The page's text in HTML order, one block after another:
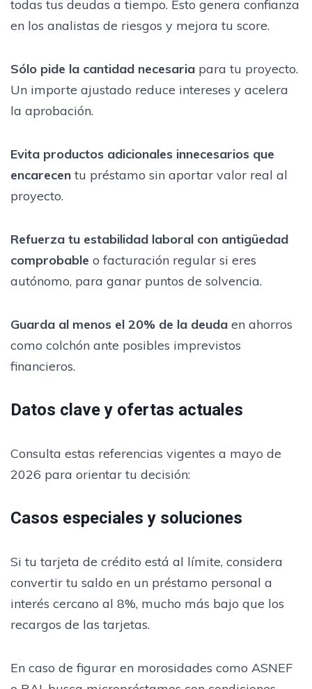
todas tus deudas a tiempo. Esto genera confianza
en los analistas de riesgos y mejora tu score.
Sólo pide la cantidad necesaria para tu proyecto.
Un importe ajustado reduce intereses y acelera
la aprobación.
Evita productos adicionales innecesarios que
encarecen tu préstamo sin aportar valor real al
proyecto.
Refuerza tu estabilidad laboral con antigüedad
comprobable o facturación regular si eres
autónomo, para ganar puntos de solvencia.
Guarda al menos el 20% de la deuda en ahorros
como colchón ante posibles imprevistos
financieros.
Datos clave y ofertas actuales
Consulta estas referencias vigentes a mayo de
2026 para orientar tu decisión:
Casos especiales y soluciones
Si tu tarjeta de crédito está al límite, considera
convertir tu saldo en un préstamo personal a
interés cercano al 8%, mucho más bajo que los
recargos de las tarjetas.
En caso de figurar en morosidades como ASNEF